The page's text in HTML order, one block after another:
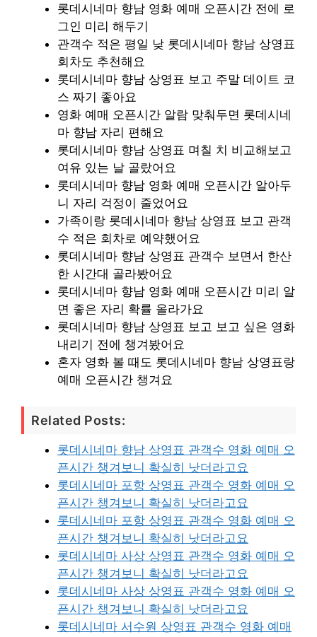
롯데시네마 향남 영화 예매 오픈시간 전에 로
그인 미리 해두기
관객수 적은 평일 낮 롯데시네마 향남 상영표
회차도 추천해요
롯데시네마 향남 상영표 보고 주말 데이트 코
스 짜기 좋아요
영화 예매 오픈시간 알람 맞춰두면 롯데시네
마 향남 자리 편해요
롯데시네마 향남 상영표 며칠 치 비교해보고
여유 있는 날 골랐어요
롯데시네마 향남 영화 예매 오픈시간 알아두
니 자리 걱정이 줄었어요
가족이랑 롯데시네마 향남 상영표 보고 관객
수 적은 회차로 예약했어요
롯데시네마 향남 상영표 관객수 보면서 한산
한 시간대 골라봤어요
롯데시네마 향남 영화 예매 오픈시간 미리 알
면 좋은 자리 확률 올라가요
롯데시네마 향남 상영표 보고 보고 싶은 영화
내리기 전에 챙겨봤어요
혼자 영화 볼 때도 롯데시네마 향남 상영표랑
예매 오픈시간 챙겨요
Related Posts:
롯데시네마 향남 상영표 관객수 영화 예매 오
픈시간 챙겨보니 확실히 낫더라고요
롯데시네마 포항 상영표 관객수 영화 예매 오
픈시간 챙겨보니 확실히 낫더라고요
롯데시네마 포항 상영표 관객수 영화 예매 오
픈시간 챙겨보니 확실히 낫더라고요
롯데시네마 사상 상영표 관객수 영화 예매 오
픈시간 챙겨보니 확실히 낫더라고요
롯데시네마 사상 상영표 관객수 영화 예매 오
픈시간 챙겨보니 확실히 낫더라고요
롯데시네마 서수원 상영표 관객수 영화 예매